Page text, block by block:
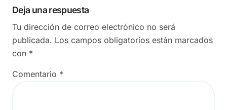
Deja una respuesta
Tu dirección de correo electrónico no será
publicada. Los campos obligatorios están marcados
con *
Comentario *